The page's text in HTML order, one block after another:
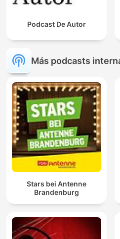
Podcast De Autor
Más podcasts
Stars bei Antenne
Brandenburg